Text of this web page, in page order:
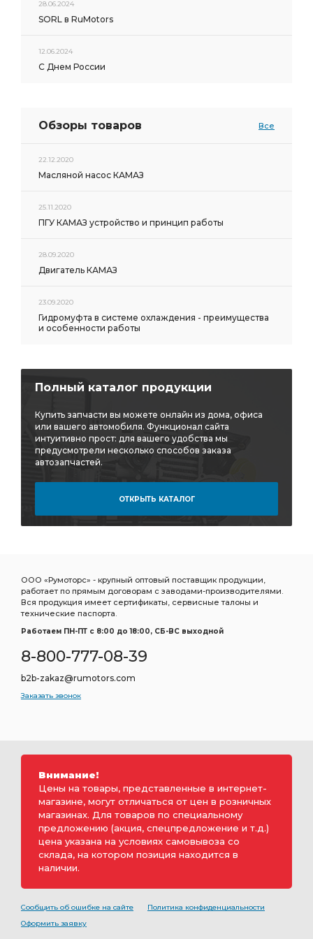
28.06.2024
SORL в RuMotors
12.06.2024
С Днем России
Обзоры товаров Все
22.12.2020
Масляной насос КАМАЗ
25.11.2020
ПГУ КАМАЗ устройство и принцип работы
28.09.2020
Двигатель КАМАЗ
23.09.2020
Гидромуфта в системе охлаждения - преимущества
и особенности работы
Полный каталог продукции
Купить запчасти вы можете онлайн из дома, офиса
или вашего автомобиля. Функционал сайта
интуитивно прост: для вашего удобства мы
предусмотрели несколько способов заказа
автозапчастей.
ОТКРЫТЬ КАТАЛОГ
ООО «Румоторс» - крупный оптовый поставщик продукции,
работает по прямым договорам с заводами-производителями.
Вся продукция имеет сертификаты, сервисные талоны и
технические паспорта.
Работаем ПН-ПТ c 8:00 до 18:00, СБ-ВС выходной
8-800-777-08-39
b2b-zakaz@rumotors.com
Заказать звонок
Внимание!
Цены на товары, представленные в интернет-
магазине, могут отличаться от цен в розничных
магазинах. Для товаров по специальному
предложению (акция, спецпредложение и т.д.)
цена указана на условиях самовывоза со
склада, на котором позиция находится в
наличии.
Сообщить об ошибке на сайте
Политика конфиденциальности
Оформить заявку